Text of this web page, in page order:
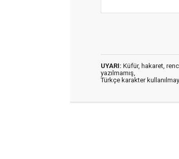
UYARI: Küfür, hakaret,
yazılmamış,
Türkçe karakter